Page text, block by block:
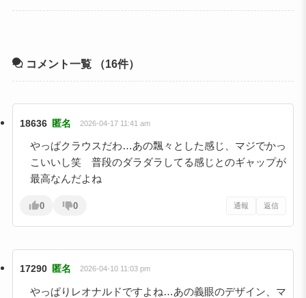
コメント一覧 （16件）
18636 匿名 2026-04-17 11:41 am
やっぱクラウスだわ…あの飄々とした感じ、マジでかっ
こいいし笑 普段のダラダラしてる感じとのギャップが
最高なんだよね
0 0 通報 返信
17290 匿名 2026-04-10 11:03 pm
やっぱりレオナルドですよね…あの義眼のデザイン、マ